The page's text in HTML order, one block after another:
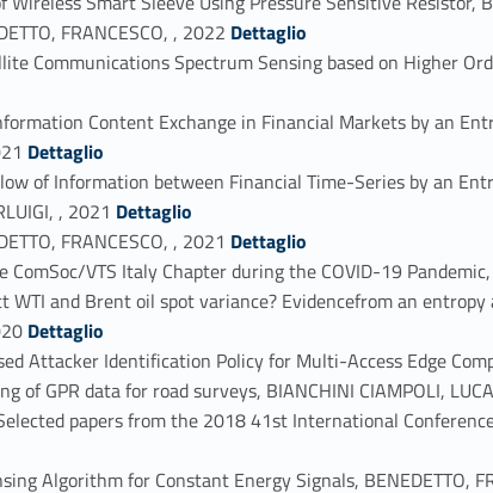
FRANCESCO, , 2022 Link identifier #identifier_person_139392-26
Dettaglio
Communications Spectrum Sensing based on Higher
Content Exchange in Financial Markets by an
Link identifier #identifier_person_128035-28
Dettaglio
of Information between Financial Time-Series by an
, 2021 Link identifier #identifier_person_109015-29
Dettaglio
FRANCESCO, , 2021 Link identifier #identifier_person_173776-30
Dettaglio
VTS Italy Chapter during the COVID-19 Pandemic,
WTI and Brent oil spot variance? Evidencefrom an entropy
Link identifier #identifier_person_88080-32
Dettaglio
Attacker Identification Policy for Multi-Access Edge
of GPR data for road surveys, BIANCHINI CIAMPOLI,
papers from the 2018 41st International
Algorithm for Constant Energy Signals, BENEDETTO,